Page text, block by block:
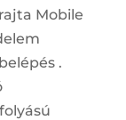
Mobile
.